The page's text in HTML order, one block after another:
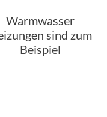
Warmwasser
sind zum
Beispiel